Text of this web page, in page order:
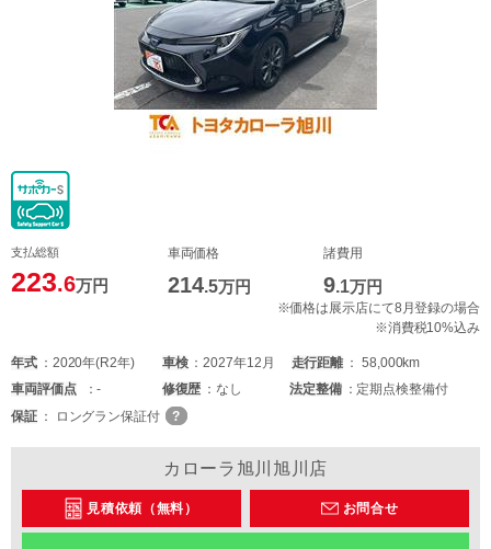
支払総額
223.6万円
車両価格
214.5万円
諸費用
9.1万円
※価格は展示店にて8月登録の場合
※消費税10%込み
年式 2020年(R2年) 車検 2027年12月 走行距離
58,000km
車両評価点 - 修復歴 なし 法定整備
定期点検整備付
保証
ロングラン保証付
カローラ旭川旭川店
見積依頼（無料） お問合せ